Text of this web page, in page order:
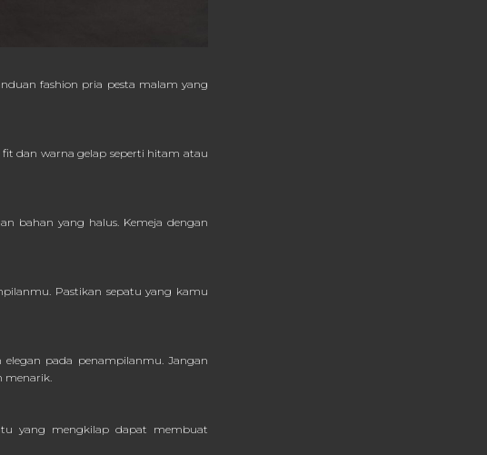
fashion pria pesta malam yang
dan warna gelap seperti hitam atau
bahan yang halus. Kemeja dengan
Pastikan sepatu yang kamu
pada penampilanmu. Jangan
menarik.
yang mengkilap dapat membuat